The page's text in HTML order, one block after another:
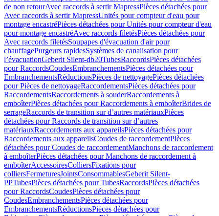
de non retourAvec raccords à sertir MapressPièces détachées pour
Avec raccords à sertir MapressUnités pour compteur d'eau pour
montage encastréPièces détachées pour Unités pour compteur d'eau
pour montage encastréAvec raccords filetésPièces détachées pour
Avec raccords filetésSoupapes d'évacuation d'air pour
chauffagePurgeurs rapidesSystèmes de canalisation pour
l’évacuationGeberit Silent-db20TubesRaccordsPièces détachées
pour RaccordsCoudesEmbranchementsPièces détachées pour
EmbranchementsRéductionsPièces de nettoyagePièces détachées
pour Pièces de nettoyageRaccordementsPièces détachées pour
RaccordementsRaccordements à souderRaccordements à
emboîterPièces détachées pour Raccordements à emboîterBrides de
serrageRaccords de transition sur d’autres matériauxPièces
détachées pour Raccords de transition sur d’autres
matériauxRaccordements aux appareilsPièces détachées pour
Raccordements aux appareilsCoudes de raccordementPièces
détachées pour Coudes de raccordementManchons de raccordement
à emboîterPièces détachées pour Manchons de raccordement à
emboîterAccessoiresColliersFixations pour
colliersFermeturesJointsConsommablesGeberit Silent-
PPTubesPièces détachées pour TubesRaccordsPièces détachées
pour RaccordsCoudesPièces détachées pour
CoudesEmbranchementsPièces détachées pour
EmbranchementsRéductionsPièces détachées pour